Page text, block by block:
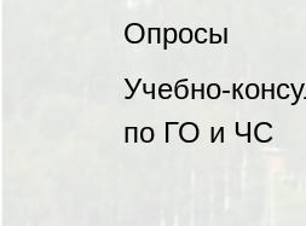
Опросы
Учебно-
по ГО и ЧС